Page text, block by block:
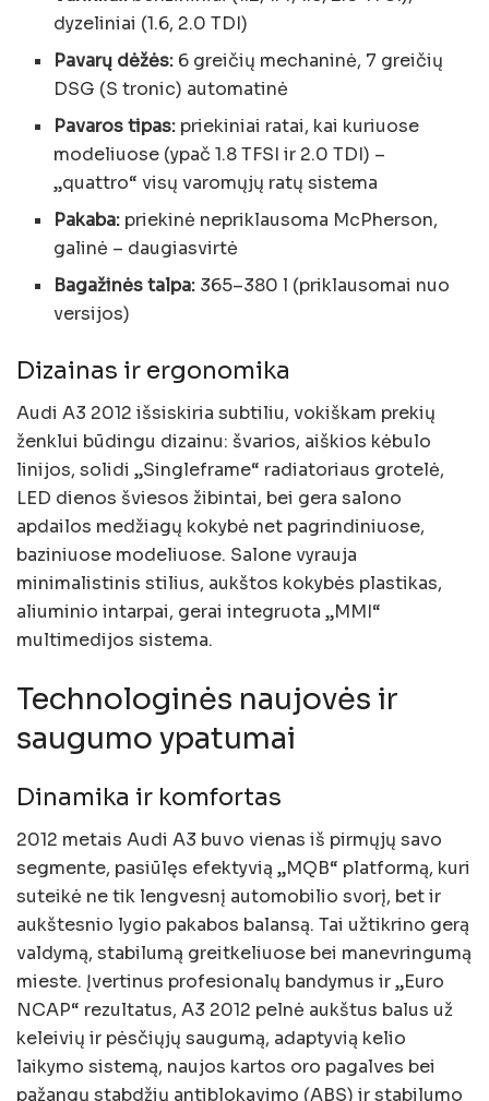
dyzeliniai (1.6, 2.0 TDI)
Pavarų dėžės: 6 greičių mechaninė, 7 greičių
DSG (S tronic) automatinė
Pavaros tipas: priekiniai ratai, kai kuriuose
modeliuose (ypač 1.8 TFSI ir 2.0 TDI) –
„quattro“ visų varomųjų ratų sistema
Pakaba: priekinė nepriklausoma McPherson,
galinė – daugiasvirtė
Bagažinės talpa: 365–380 l (priklausomai nuo
versijos)
Dizainas ir ergonomika
Audi A3 2012 išsiskiria subtiliu, vokiškam prekių
ženklui būdingu dizainu: švarios, aiškios kėbulo
linijos, solidi „Singleframe“ radiatoriaus grotelė,
LED dienos šviesos žibintai, bei gera salono
apdailos medžiagų kokybė net pagrindiniuose,
baziniuose modeliuose. Salone vyrauja
minimalistinis stilius, aukštos kokybės plastikas,
aliuminio intarpai, gerai integruota „MMI“
multimedijos sistema.
Technologinės naujovės ir
saugumo ypatumai
Dinamika ir komfortas
2012 metais Audi A3 buvo vienas iš pirmųjų savo
segmente, pasiūlęs efektyvią „MQB“ platformą, kuri
suteikė ne tik lengvesnį automobilio svorį, bet ir
aukštesnio lygio pakabos balansą. Tai užtikrino gerą
valdymą, stabilumą greitkeliuose bei manevringumą
mieste. Įvertinus profesionalų bandymus ir „Euro
NCAP“ rezultatus, A3 2012 pelnė aukštus balus už
keleivių ir pėsčiųjų saugumą, adaptyvią kelio
laikymo sistemą, naujos kartos oro pagalves bei
pažangų stabdžių antiblokavimo (ABS) ir stabilumo